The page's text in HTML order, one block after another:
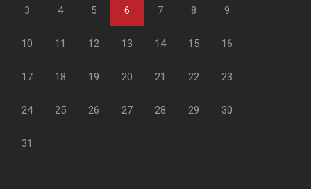
3 4 5 6 7 8 9
10 11 12 13 14 15 16
17 18 19 20 21 22 23
24 25 26 27 28 29 30
31